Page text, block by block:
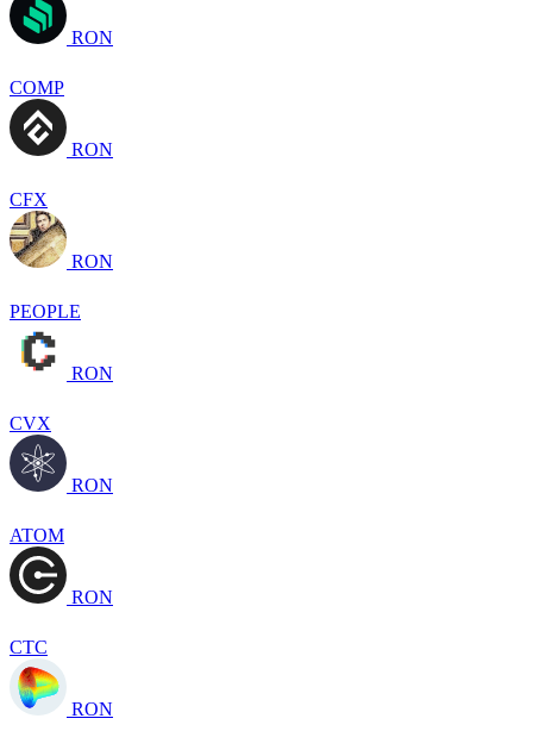
RON
COMP
RON
CFX
RON
PEOPLE
RON
CVX
RON
ATOM
RON
CTC
RON